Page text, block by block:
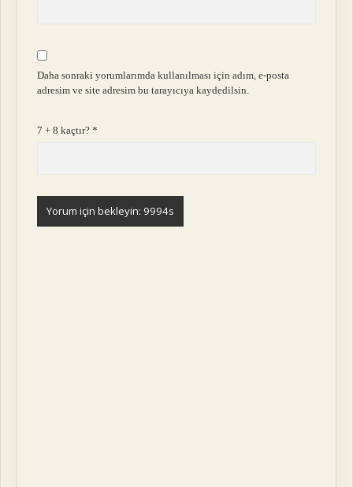
Daha sonraki yorumlarımda kullanılması için adım, e-posta
adresim ve site adresim bu tarayıcıya kaydedilsin.
7 + 8 kaçtır?*